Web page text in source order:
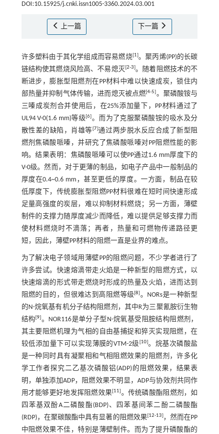
DOI:10.15925/j.cnki.issn1005-3360.2024.03.001
上一篇 下一篇
许多塑料由于其化学组成而容易燃烧[1]。聚丙烯(PP)的长碳
链结构使其燃烧风险高、不易熄灭[2-3]。随着阻燃技术的不
断进步，膨胀型阻燃剂在PP材料中难以快速成炭，锁住内
部热量并抑制气体传输，进而熄灭被点燃[4-5]。聚磷酸铵与
三嗪成炭剂合并使用后，在25%添加量下，PP材料通过了
UL94 V-0(1.6 mm)等级[6]。而为了克服聚磷酸铵的吸水及分
散性差的缺陷，肖雄等[7]通过两步脱水反应合成了新型阻
燃剂焦磷酸哌嗪，并研究了焦磷酸哌嗪对PP阻燃性能的影
响。结果表明：焦磷酸哌嗪可以使PP通过1.6 mm厚度下的
V-0级。然而，对于更薄的制品，如电子产品中一般制品的
厚度在0.4~0.6 mm，甚至更低的厚度。一方面，制品在较
低厚度下，传统膨胀型阻燃PP材料很难在短时间快速形成
足量高强度的炭层，难以抑制材料燃烧；另一方面，薄壁
制件的支撑力随厚度减少而降低，难以提供足够支撑力而
使材料燃烧时不滴落；再者，热量和可燃物传递路径更
短，因此，薄壁PP材料的阻燃一直是业界的难点。
为了解决电子领域用薄壁PP的阻燃问题，不少学者进行了
许多尝试。快速熔滴带走火焰是一种新型的阻燃方式，以
快速熔滴的形式带走燃烧时形成的热量及火焰，进而达到
阻燃的目的，但很难达到高阻燃等级[8]。NORs是一种新型
的N-烷氧基有机分子结构阻燃剂，其中R为三聚氰胺衍生物
结构[9]。NOR116是单分子型N-烷氧基受阻胺结构阻燃剂，
其主要阻燃机理为气相的自由基捕捉和猝灭实现阻燃，在
较低添加量下可以实现薄膜的VTM-2级[10]。烷基次磷酸盐
是一种同时具有凝聚相和气相阻燃效果的阻燃剂，许多化
学工作者探究二乙基次磷酸铝(ADP)的阻燃效果，结果表
明，单独添加ADP，阻燃效果不明显，ADP与协效剂共同作
用才能够更好地发挥阻燃效果[11]。传统磷酸酯阻燃剂，如
四苯基双酚A二磷酸酯(BDP)、四苯基间苯二酚二磷酸酯
(RDP)，在聚碳酸酯中具有显著的阻燃效果[12-13]，然而在PP
中阻燃效果不佳，特别是薄壁制件。而为了提升磷酸酯的